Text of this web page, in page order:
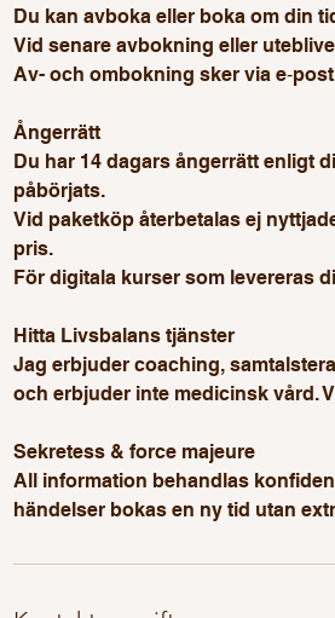
Du kan avboka eller boka om din
Vid senare avbokning eller
Av- och ombokning sker via
Ångerrätt
Du har 14 dagars ångerrätt enligt
påbörjats.
Vid paketköp återbetalas ej
pris.
För digitala kurser som levereras
Hitta Livsbalans tjänster
Jag erbjuder coaching,
och erbjuder inte medicinsk vård.
Sekretess & force majeure
All information behandlas
händelser bokas en ny tid utan